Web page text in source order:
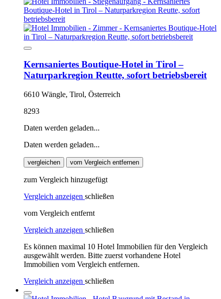
Kernsaniertes Boutique-Hotel in Tirol –
Naturparkregion Reutte, sofort betriebsbereit
6610 Wängle, Tirol, Österreich
8293
Daten werden geladen...
Daten werden geladen...
vergleichen vom Vergleich entfernen
zum Vergleich hinzugefügt
Vergleich anzeigen schließen
vom Vergleich entfernt
Vergleich anzeigen schließen
Es können maximal 10 Hotel Immobilien für den Vergleich
ausgewählt werden. Bitte zuerst vorhandene Hotel
Immobilien vom Vergleich entfernen.
Vergleich anzeigen schließen